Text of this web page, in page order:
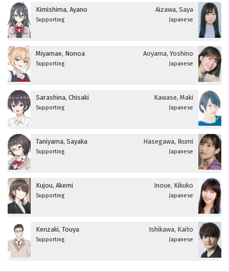
Kimishima, Ayano
Supporting
Aizawa, Saya
Japanese
Miyamae, Nonoa
Supporting
Aoyama, Yoshino
Japanese
Sarashina, Chisaki
Supporting
Kawase, Maki
Japanese
Taniyama, Sayaka
Supporting
Hasegawa, Ikumi
Japanese
Kujou, Akemi
Supporting
Inoue, Kikuko
Japanese
Kenzaki, Touya
Supporting
Ishikawa, Kaito
Japanese